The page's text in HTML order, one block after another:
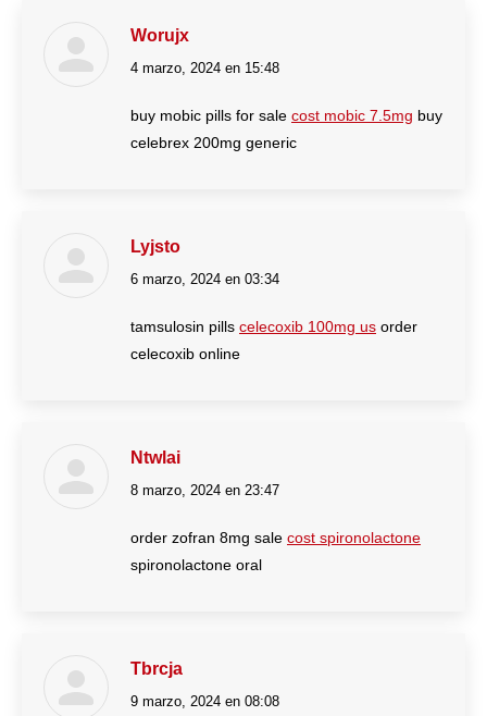
Worujx
dice:
4 marzo, 2024 en 15:48
buy mobic pills for sale cost mobic 7.5mg buy
celebrex 200mg generic
Lyjsto
dice:
6 marzo, 2024 en 03:34
tamsulosin pills celecoxib 100mg us order
celecoxib online
Ntwlai
dice:
8 marzo, 2024 en 23:47
order zofran 8mg sale cost spironolactone
spironolactone oral
Tbrcja
dice:
9 marzo, 2024 en 08:08